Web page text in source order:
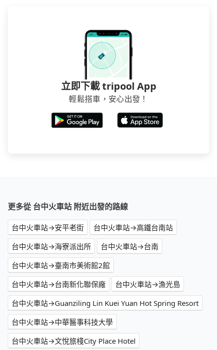
立即下載 tripool App
輕鬆搭車，安心出發！
更多從 台中火車站 附近出發的路線
台中火車站→安平老街
台中火車站→高鐵台南站
台中火車站→海寮派出所
台中火車站→台南
台中火車站→臺南市美術館2館
台中火車站→台南新化聯保廠
台中火車站→漁光島
台中火車站→Guanziling Lin Kuei Yuan Hot Spring Resort
台中火車站→中華醫事科技大學
台中火車站→文悅旅棧City Place Hotel